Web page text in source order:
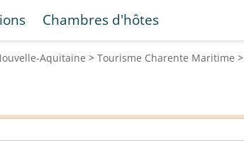
Chambres d'hôtes
Aquitaine > Tourisme Charente Maritime >